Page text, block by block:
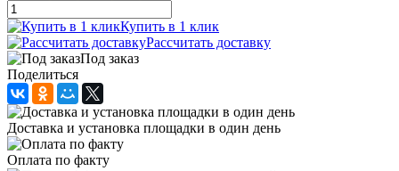
Купить в 1 клик
Рассчитать доставку
Под заказ
Поделиться
Доставка и установка площадки в один день
Оплата по факту